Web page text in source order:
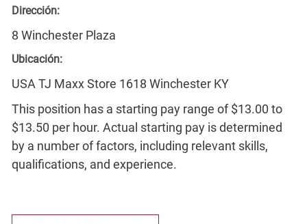
Dirección:
8 Winchester Plaza
Ubicación:
USA TJ Maxx Store 1618 Winchester KY
This position has a starting pay range of $13.00 to
$13.50 per hour. Actual starting pay is determined
by a number of factors, including relevant skills,
qualifications, and experience.